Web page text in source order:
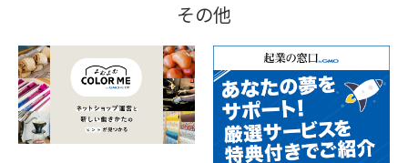
その他